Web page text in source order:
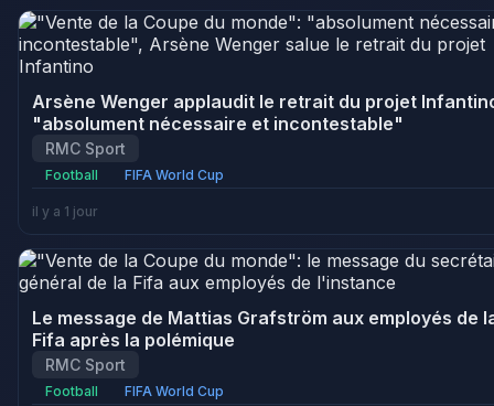
Arsène Wenger applaudit le retrait du projet
"absolument nécessaire et incontestable"
RMC Sport
Football FIFA World Cup
il y a 1 jour
Le message de Mattias Grafström aux employés de
Fifa après la polémique
RMC Sport
Football FIFA World Cup